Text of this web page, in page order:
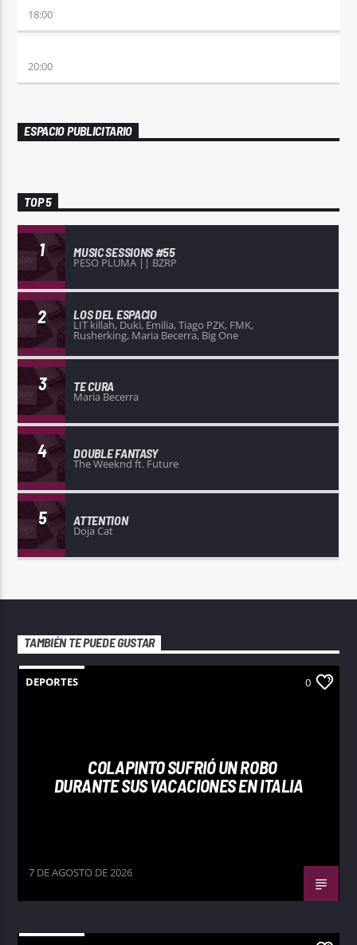
18:00
20:00
ESPACIO PUBLICITARIO
TOP 5
1 MUSIC SESSIONS #55
PESO PLUMA || BZRP
2 LOS DEL ESPACIO
LIT killah, Duki, Emilia, Tiago PZK, FMK,
Rusherking, Maria Becerra, Big One
3 TE CURA
Maria Becerra
4 DOUBLE FANTASY
The Weeknd ft. Future
5 ATTENTION
Doja Cat
TAMBIÉN TE PUEDE GUSTAR
DEPORTES 0
COLAPINTO SUFRIÓ UN ROBO
DURANTE SUS VACACIONES EN ITALIA
7 DE AGOSTO DE 2026